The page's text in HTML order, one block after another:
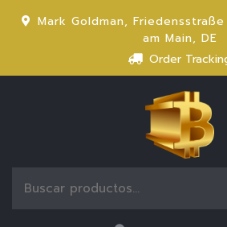
Mark Goldman,
am Main, DE
Order